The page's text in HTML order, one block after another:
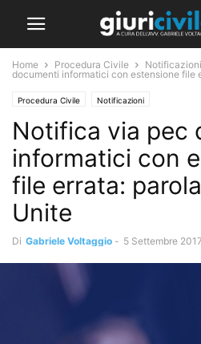
Home Procedura Civile Notificazioni
documenti informatici con estensione file
Procedura Civile Notificazioni
Notifica via pec
informatici con
file errata:
Unite
Di Gabriele Voltaggio - 5 Settembre 2017